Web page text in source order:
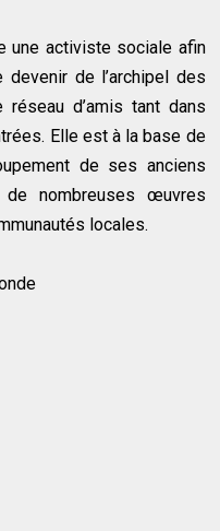
une activiste sociale afin
de l’archipel des
d’amis tant dans
Elle est à la base de
de ses anciens
nombreuses œuvres
locales.